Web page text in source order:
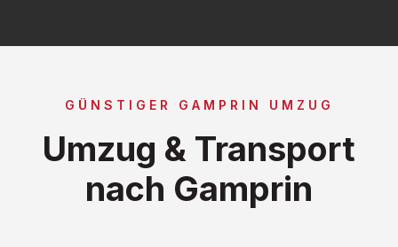
GÜNSTIGER GAMPRIN UMZUG
Umzug & Transport
nach Gamprin